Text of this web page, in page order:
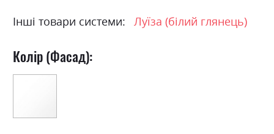
Інші товари системи: Луїза (білий глянець)
Колір (Фасад):